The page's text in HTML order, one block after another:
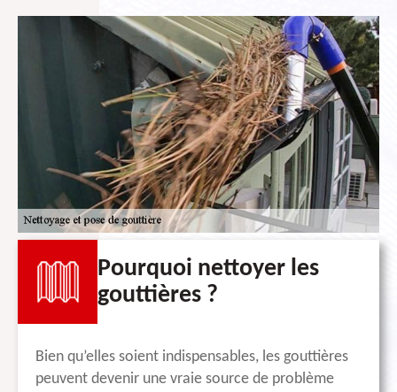
Pourquoi nettoyer les
gouttières ?
Bien qu’elles soient indispensables, les gouttières
peuvent devenir une vraie source de problème